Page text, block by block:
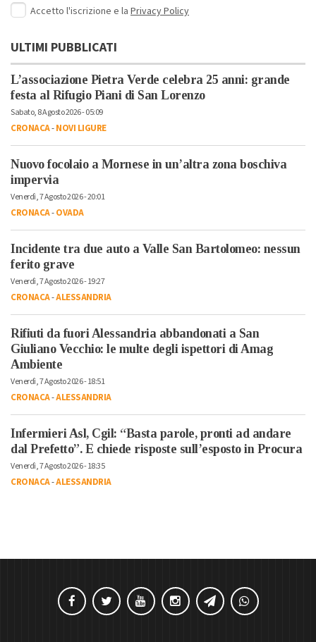
Accetto l'iscrizione e la Privacy Policy
ULTIMI PUBBLICATI
L’associazione Pietra Verde celebra 25 anni: grande
festa al Rifugio Piani di San Lorenzo
Sabato, 8 Agosto 2026 - 05:09
CRONACA-NOVI LIGURE
Nuovo focolaio a Mornese in un’altra zona boschiva
impervia
Venerdì, 7 Agosto 2026 - 20:01
CRONACA-OVADA
Incidente tra due auto a Valle San Bartolomeo: nessun
ferito grave
Venerdì, 7 Agosto 2026 - 19:27
CRONACA-ALESSANDRIA
Rifiuti da fuori Alessandria abbandonati a San
Giuliano Vecchio: le multe degli ispettori di Amag
Ambiente
Venerdì, 7 Agosto 2026 - 18:51
CRONACA-ALESSANDRIA
Infermieri Asl, Cgil: “Basta parole, pronti ad andare
dal Prefetto”. E chiede risposte sull’esposto in Procura
Venerdì, 7 Agosto 2026 - 18:35
CRONACA-ALESSANDRIA